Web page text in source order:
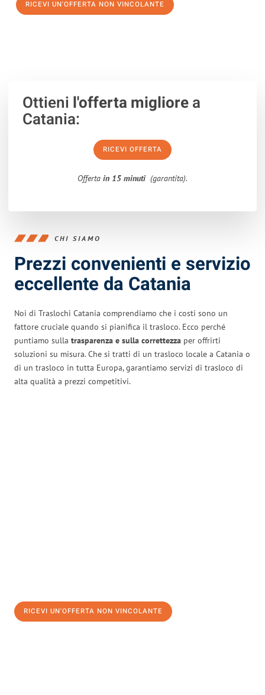
RICEVI UN'OFFERTA NON VINCOLANTE
Ottieni l'offerta migliorea
Catania:
RICEVI OFFERTA
Offerta in 15 minuti (garantita).
CHI SIAMO
Prezzi convenienti e servizio
eccellente da Catania
Noi di Traslochi Catania comprendiamo che i costi sono un
fattore cruciale quando si pianifica il trasloco. Ecco perché
puntiamo sulla trasparenza e sulla correttezza per offrirti
soluzioni su misura. Che si tratti di un trasloco locale a Catania o
di un trasloco in tutta Europa, garantiamo servizi di trasloco di
alta qualità a prezzi competitivi.
RICEVI UN'OFFERTA NON VINCOLANTE